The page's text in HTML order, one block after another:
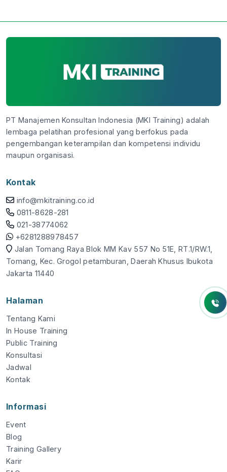
PT Manajemen Konsultan Indonesia (MKI Training) adalah
lembaga pelatihan profesional yang berfokus pada
pengembangan keterampilan dan kompetensi individu
maupun organisasi.
Kontak
info@mkitraining.co.id
0811-8628-281
021-38774062
+6281288978457
Jalan Tomang Raya Blok MM Kav 557 No 51E, RT.1/RW.1,
Tomang, Kec. Grogol petamburan, Daerah Khusus Ibukota
Jakarta 11440
Halaman
Tentang Kami
In House Training
Public Training
Konsultasi
Jadwal
Kontak
Informasi
Event
Blog
Training Gallery
Karir